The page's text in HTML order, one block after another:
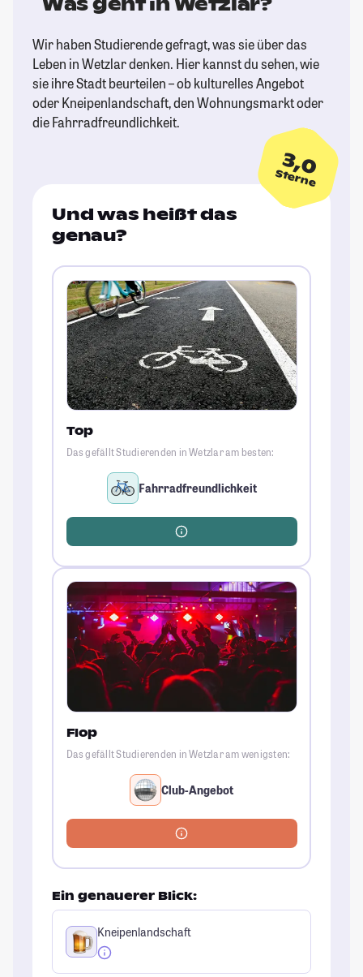
Wir haben Studierende gefragt, was sie über das
Leben in Wetzlar denken. Hier kannst du sehen, wie
sie ihre Stadt beurteilen – ob kulturelles Angebot
oder Kneipenlandschaft, den Wohnungsmarkt oder
die Fahrradfreundlichkeit.
3,0
Sterne
Und was heißt das
genau?
Top
Das gefällt Studierenden in Wetzlar am besten:
Fahrradfreundlichkeit
Flop
Das gefällt Studierenden in Wetzlar am wenigsten:
Club-Angebot
Ein genauerer Blick:
Kneipenlandschaft